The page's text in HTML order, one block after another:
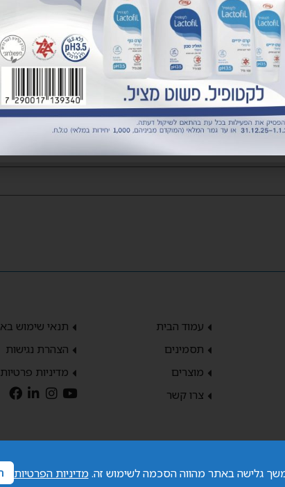
עמוד הבית
תסמינים
מוצרים
צרו קשר
תנאי שימוש
הצהרת נגישות
מדיניות פרטיות
גלישה באתר מהווה הסכמה לשימוש זה.מדיניות הפרטיות